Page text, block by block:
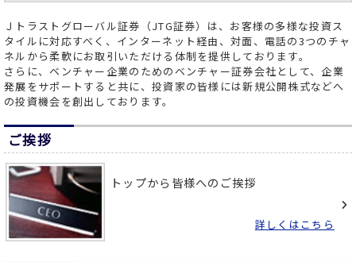
Ｊトラストグローバル証券（JTG証券）は、お客様の多様な投資ス
タイルに対応すべく、インターネット経由、対面、電話の3つのチャ
ネルから柔軟にお取引いただける体制を提供しております。
さらに、ベンチャー企業のためのベンチャー証券会社として、企業
発展をサポートすると共に、投資家の皆様には新規公開株式などへ
の投資機会を創出しております。
ご挨拶
トップから皆様へのご挨拶
詳しくはこちら